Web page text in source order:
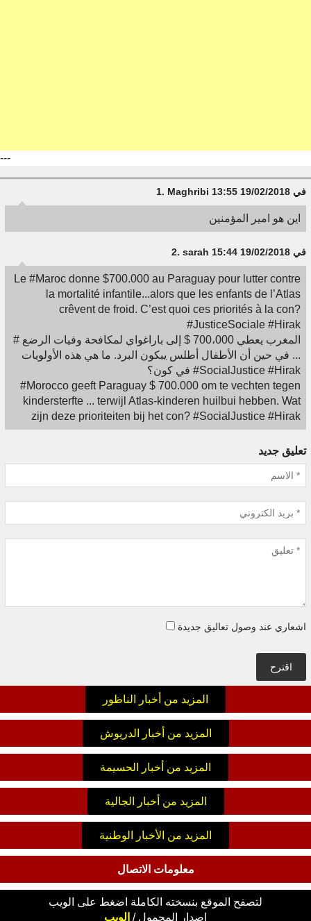
---
1. Maghribi في 19/02/2018 13:55
اين هو امير المؤمنين
2. sarah في 19/02/2018 15:44
Le #Maroc donne $700.000 au Paraguay pour lutter contre
la mortalité infantile...alors que les enfants de l’Atlas
crêvent de froid. C’est quoi ces priorités à la con?
#JusticeSociale #Hirak
# المغرب يعطي 700،000 $ إلى باراغواي لمكافحة وفيات الرضع
... في حين أن الأطفال أطلس يبكون البرد. ما هي هذه الأولويات
في كون؟ #SocialJustice #Hirak
#Morocco geeft Paraguay $ 700.000 om te vechten tegen
kindersterfte ... terwijl Atlas-kinderen huilbui hebben. Wat
zijn deze prioriteiten bij het con? #SocialJustice #Hirak
تعليق جديد
اشعاري عند وصول تعاليق جديدة
اقترح
المزيد من أخبار الناظور
المزيد من أخبار الدريوش
المزيد من أخبار الحسيمة
المزيد من أخبار الجالية
المزيد من الأخبار الوطنية
معلومات الاتصال
لتصفح الموقع بنسخته الكاملة اضغط على الويب
اصدار
المحمول / الويب